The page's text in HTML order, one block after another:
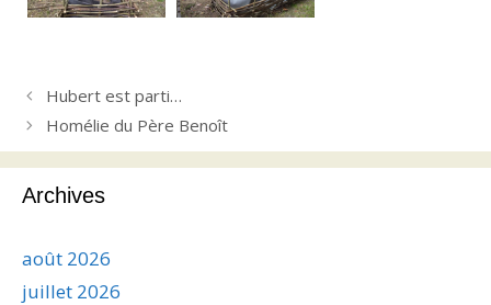
Hubert est parti…
Homélie du Père Benoît
Archives
août 2026
juillet 2026